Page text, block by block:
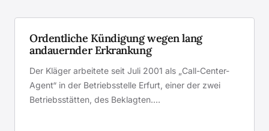
Ordentliche Kündigung wegen lang
andauernder Erkrankung
Der Kläger arbeitete seit Juli 2001 als „Call-Center-
Agent“ in der Betriebsstelle Erfurt, einer der zwei
Betriebsstätten, des Beklagten.…